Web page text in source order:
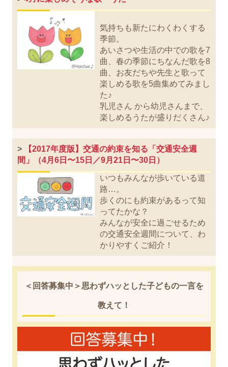
気持ちも新たにわくわくする
季節。
あいさつや生活の中での歌を7
曲、春の季節にちなんだ歌を8
曲、お友だちや先生と歌って
楽しめる歌を5曲集めてみまし
た♪
乳児さん から幼児さんまで、
楽しめるうたが盛りだくさん♪
>
【2017年度版】交通の約束を知る「交通安全週
間」（4月6日〜15日／9月21日〜30日）
いつもみんなが歩いている道
路…。
歩くのにも約束があるって知
ってたかな？
みんなが安全に過ごせるため
の交通安全週間について、わ
かりやすくご紹介！
＜回答募集中＞思わずハッとした子どもの一言を
教えて！